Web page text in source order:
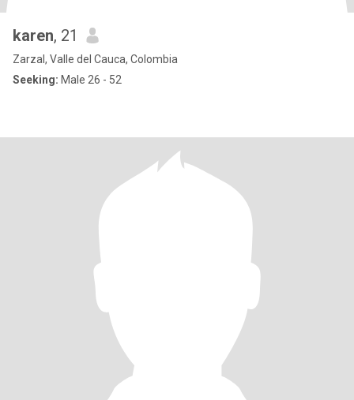
karen, 21
Zarzal, Valle del Cauca, Colombia
Seeking: Male 26 - 52